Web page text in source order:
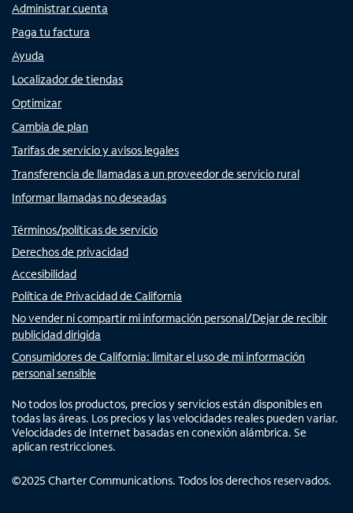
Administrar cuenta
Paga tu factura
Ayuda
Localizador de tiendas
Optimizar
Cambia de plan
Tarifas de servicio y avisos legales
Transferencia de llamadas a un proveedor de servicio rural
Informar llamadas no deseadas
Términos/políticas de servicio
Derechos de privacidad
Accesibilidad
Política de Privacidad de California
No vender ni compartir mi información personal/Dejar de recibir
publicidad dirigida
Consumidores de California: limitar el uso de mi información
personal sensible
No todos los productos, precios y servicios están disponibles en
todas las áreas. Los precios y las velocidades reales pueden variar.
Velocidades de Internet basadas en conexión alámbrica. Se
aplican restricciones.
©2025 Charter Communications. Todos los derechos reservados.